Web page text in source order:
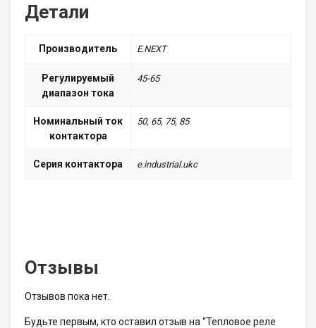
Детали
Производитель E.NEXT
Регулируемый
диапазон тока
45-65
Номинальный ток
контактора
50, 65, 75, 85
Серия контактора e.industrial.ukc
Отзывы
Отзывов пока нет.
Будьте первым, кто оставил отзыв на “Тепловое реле